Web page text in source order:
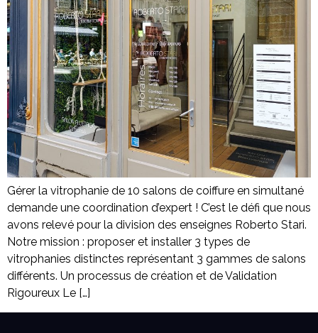
Gérer la vitrophanie de 10 salons de coiffure en simultané
demande une coordination d’expert ! C’est le défi que nous
avons relevé pour la division des enseignes Roberto Stari.
Notre mission : proposer et installer 3 types de
vitrophanies distinctes représentant 3 gammes de salons
différents. Un processus de création et de Validation
Rigoureux Le […]